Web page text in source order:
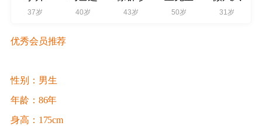
37岁 40岁 43岁 50岁 31岁
优秀会员推荐
性别：男生
年龄：86年
身高：175cm